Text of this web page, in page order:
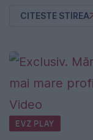
CITESTE STIREA
EVZ PLAY